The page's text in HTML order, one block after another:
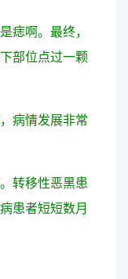
痣啊。最终，
部位点过一颗
病情发展非常
转移性恶黑患
患者短短数月